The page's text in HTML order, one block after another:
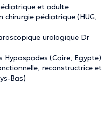
et adulte
chirurgie pédiatrique (HUG,
urologique Dr
Hypospades (Caire, Egypte)
reconstructrice et
Bas)